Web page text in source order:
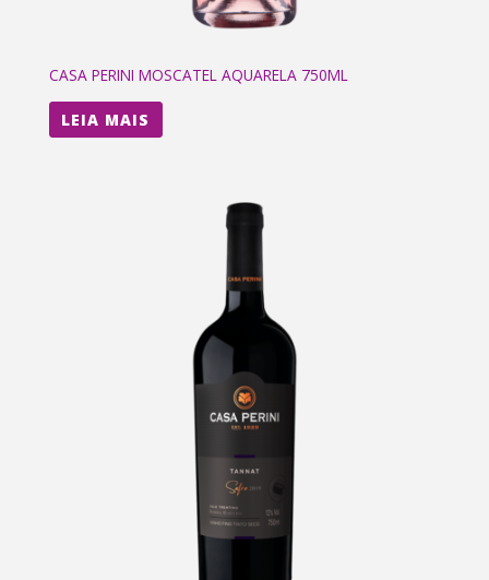
CASA PERINI MOSCATEL AQUARELA 750ML
LEIA MAIS